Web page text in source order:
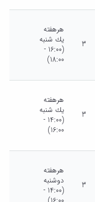
3
هرهفته
يك شنبه
(16:00 -
18:00)
3
هرهفته
يك شنبه
(14:00 -
16:00)
3
هرهفته
دوشنبه
(14:00 -